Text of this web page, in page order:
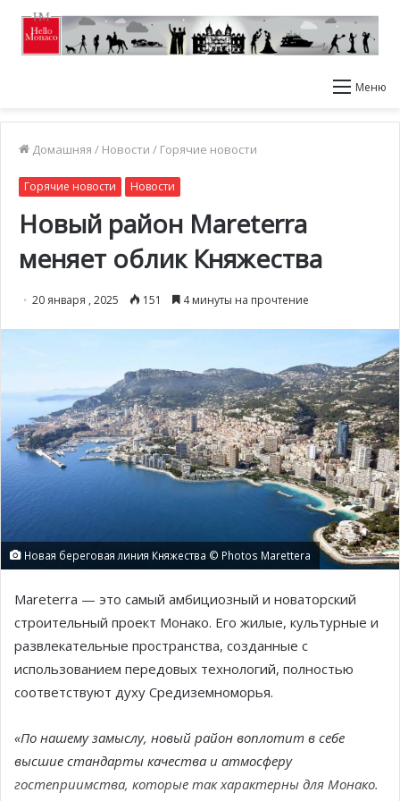
Меню
Домашняя / Новости / Горячие новости
Горячие новости Новости
Новый район Mareterra
меняет облик Княжества
20 января , 2025 151 4 минуты на прочтение
Новая береговая линия Княжества © Photos Marettera
Mareterra — это самый амбициозный и новаторский
строительный проект Монако. Его жилые, культурные и
развлекательные пространства, созданные с
использованием передовых технологий, полностью
соответствуют духу Средиземноморья.
«По нашему замыслу, новый район воплотит в себе
высшие стандарты качества и атмосферу
гостеприимства, которые так характерны для Монако.